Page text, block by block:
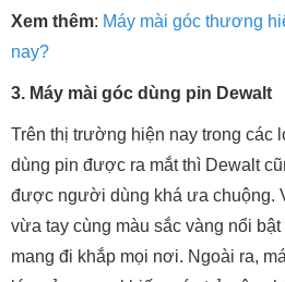
Xem thêm: Máy mài góc thương
nay?
3. Máy mài góc dùng pin Dewalt
Trên thị trường hiện nay trong các
dùng pin được ra mắt thì Dewalt
được người dùng khá ưa chuộng.
vừa tay cùng màu sắc vàng nổi
mang đi khắp mọi nơi. Ngoài ra,